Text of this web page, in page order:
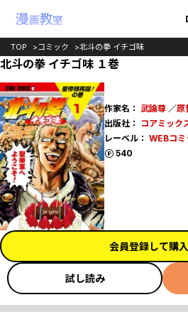
TOP コミック 北斗の拳 イチゴ味
北斗の拳 イチゴ味 １巻
作家名： 武論尊／原
出版社：
コアミック
レーベル： WEBコミ
540
ポイント
会員登録して購
試し読み